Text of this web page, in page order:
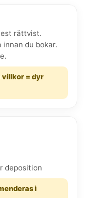
rättvist.
du bokar.
villkor = dyr
deposition
i